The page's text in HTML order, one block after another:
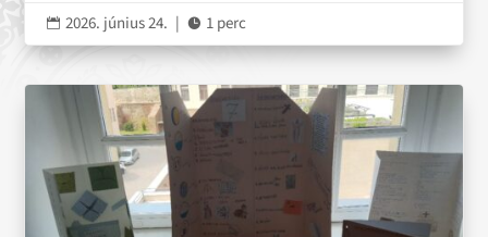
 2026. június 24. |  1 perc